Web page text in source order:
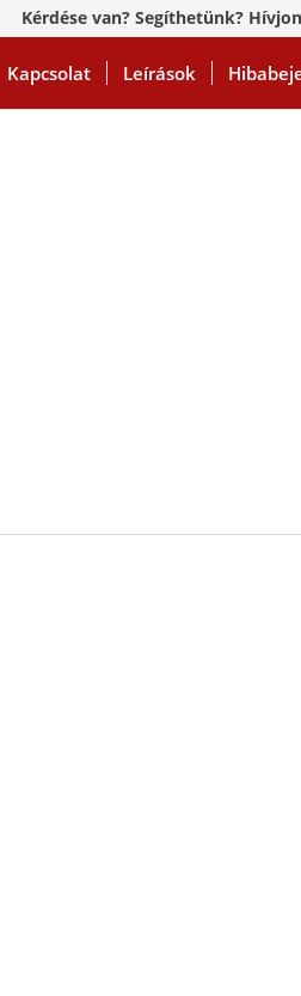
Kérdése van? Segíthetünk?
Kapcsolat Leírások